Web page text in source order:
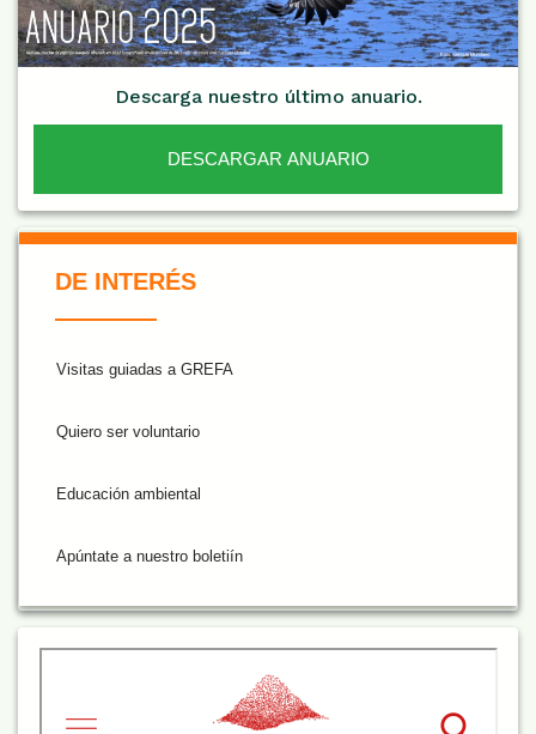
Descarga nuestro último anuario.
DESCARGAR ANUARIO
De Interés NARANJA
DE INTERÉS
Visitas guiadas a GREFA
Quiero ser voluntario
Educación ambiental
Apúntate a nuestro boletiín